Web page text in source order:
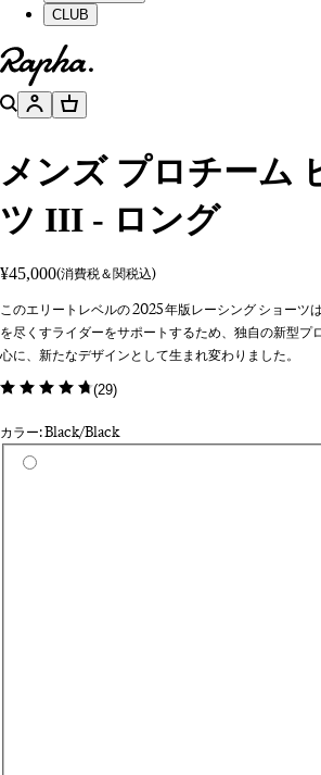
CLUB
ホームページへ
検索アカウントバスケット
メンズ プロチーム
ツ III - ロング
¥45,000(消費税＆関税込)
このエリートレベルの 2025 年版レーシング ショーツ
を尽くすライダーをサポートするため、独自の新型プ
心に、新たなデザインとして生まれ変わりました。
(29)
カラー: Black/Black
カラーを選択